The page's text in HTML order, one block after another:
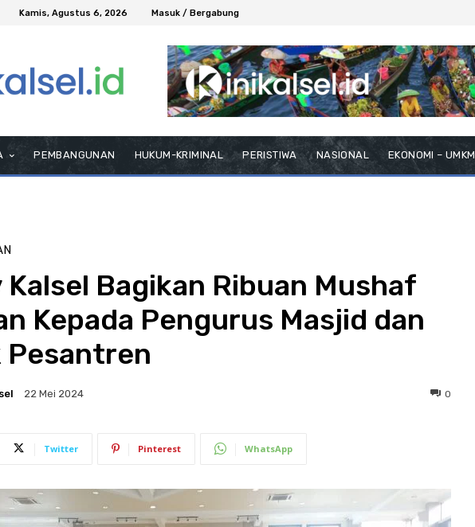
Kamis, Agustus 6, 2026 Masuk / Bergabung
PEMBANGUNAN HUKUM-KRIMINAL PERISTIWA NASIONAL EKONOMI – UMKM
Kalsel Bagikan Ribuan Mushaf
Kepada Pengurus Masjid dan
Pesantren
22 Mei 2024 0
Twitter Pinterest WhatsApp